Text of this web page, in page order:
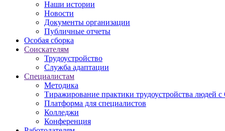
Наши истории
Новости
Документы организации
Публичные отчеты
Особая сборка
Соискателям
Трудоустройство
Служба адаптации
Специалистам
Методика
Тиражирование практики трудоустройства людей
Платформа для специалистов
Колледжи
Конференция